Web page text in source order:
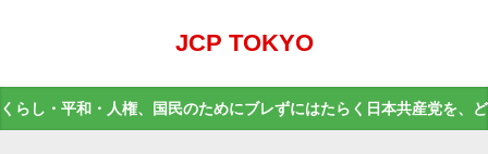
JCP TOKYO
くらし・平和・人権、国民のためにブレずにはたらく日本共産党を、